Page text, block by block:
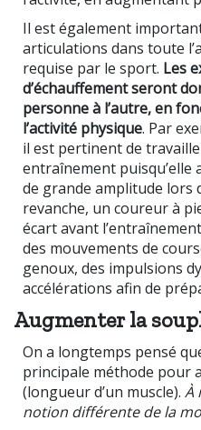
Il est également
articulations dans toute
requise par le sport. Les
d’échauffement seront
personne à l’autre, en
l’activité physique. Par
il est pertinent de
entraînement puisqu’elle
de grande amplitude lors
revanche, un coureur à
écart avant
des mouvements de
genoux, des impulsions
accélérations afin de
Augmenter la
On a longtemps pensé
principale méthode pour
(longueur d’un muscle). À
notion différente de la